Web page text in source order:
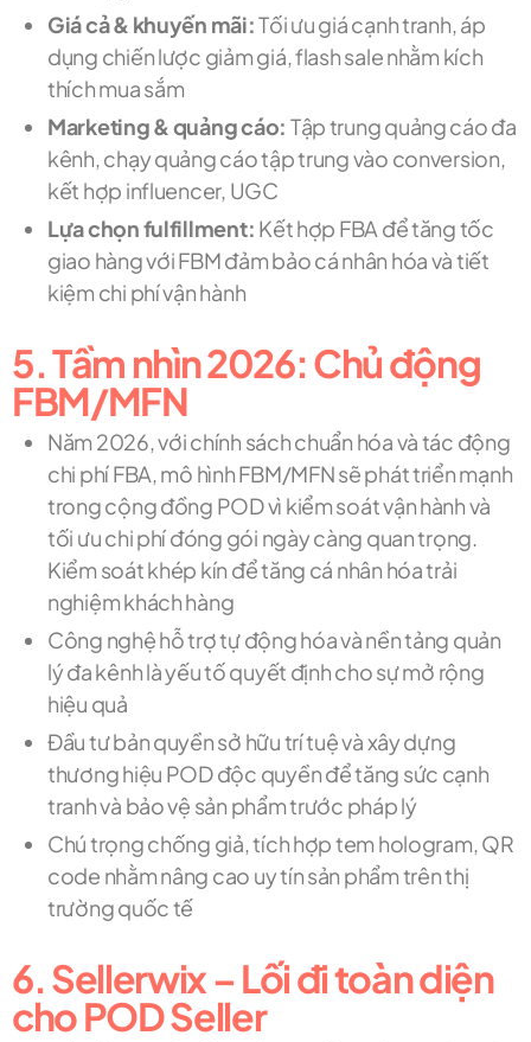
Giá cả & khuyến mãi:Tối ưu giá cạnh tranh, áp
dụng chiến lược giảm giá, flash sale nhằm kích
thích mua sắm
Marketing & quảng cáo: Tập trung quảng cáo đa
kênh, chạy quảng cáo tập trung vào conversion,
kết hợp influencer, UGC
Lựa chọn fulfillment: Kết hợp FBA để tăng tốc
giao hàng với FBM đảm bảo cá nhân hóa và tiết
kiệm chi phí vận hành
5. Tầm nhìn 2026: Chủ động
FBM/MFN
Năm 2026, với chính sách chuẩn hóa và tác động
chi phí FBA, mô hình FBM/MFN sẽ phát triển mạnh
trong cộng đồng POD vì kiểm soát vận hành và
tối ưu chi phí đóng gói ngày càng quan trọng.
Kiểm soát khép kín để tăng cá nhân hóa trải
nghiệm khách hàng
Công nghệ hỗ trợ tự động hóa và nền tảng quản
lý đa kênh là yếu tố quyết định cho sự mở rộng
hiệu quả
Đầu tư bản quyền sở hữu trí tuệ và xây dựng
thương hiệu POD độc quyền để tăng sức cạnh
tranh và bảo vệ sản phẩm trước pháp lý
Chú trọng chống giả, tích hợp tem hologram, QR
code nhằm nâng cao uy tín sản phẩm trên thị
trường quốc tế
6. Sellerwix – Lối đi toàn diện
cho POD Seller